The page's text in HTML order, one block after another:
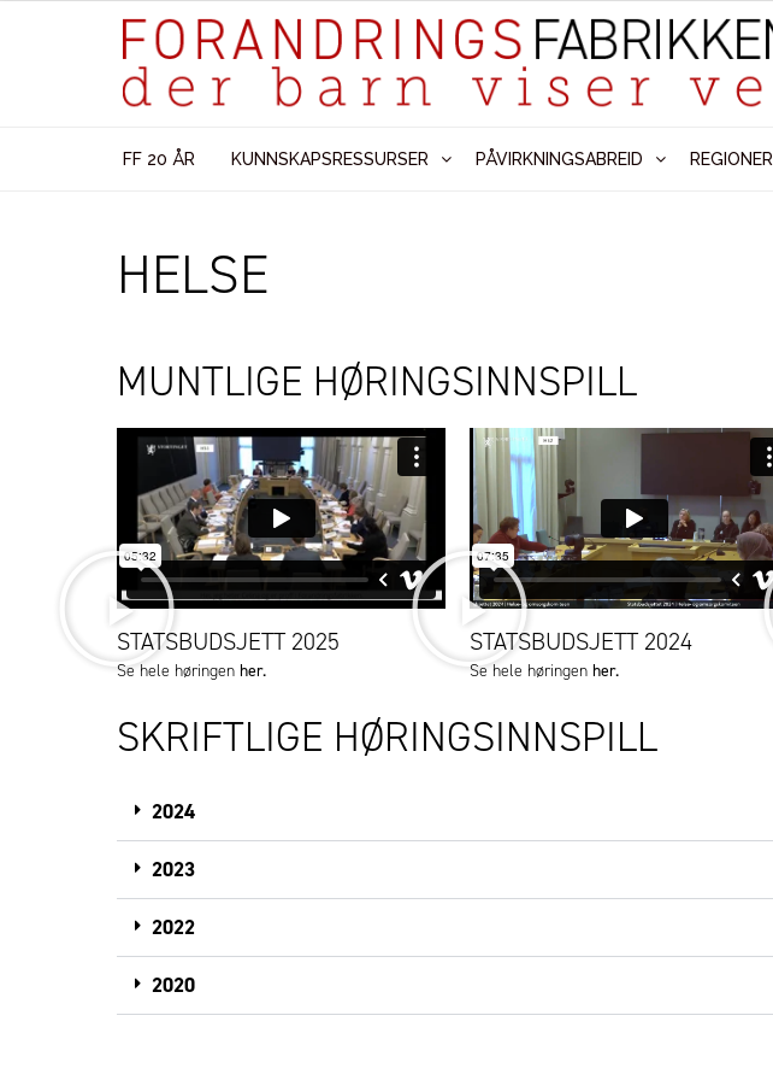
FF 20 ÅR KUNNSKAPSRESSURSER PÅVIRKNINGSABREID REGIONER
HELSE
MUNTLIGE HØRINGSINNSPILL
STATSBUDSJETT 2025
Se hele høringen her.
STATSBUDSJETT 2024
Se hele høringen her.
SKRIFTLIGE HØRINGSINNSPILL
2024
2023
2022
2020